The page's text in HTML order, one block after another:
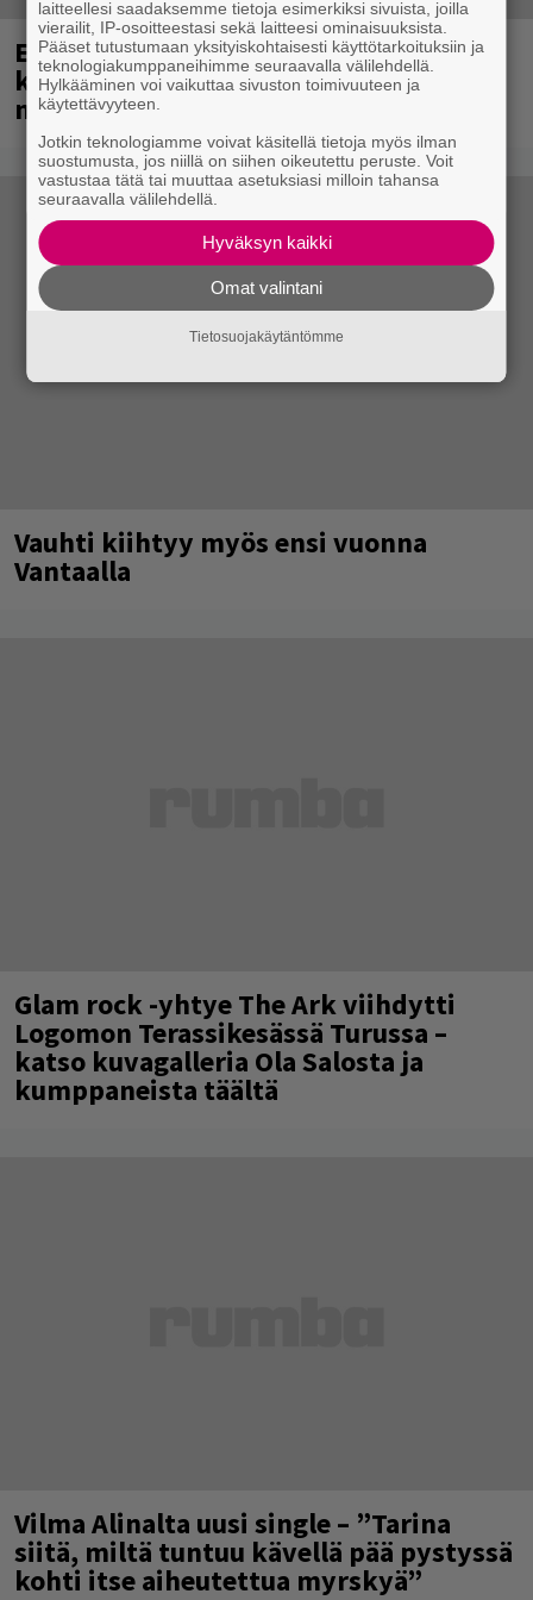
Eppu Normaali soitti viimeisen
konserttinsa koskaan – Yle Areenassa
nyt dokumentti bändistä
Vauhti kiihtyy myös ensi vuonna
Vantaalla
Glam rock -yhtye The Ark viihdytti
Logomon Terassikesässä Turussa –
katso kuvagalleria Ola Salosta ja
kumppaneista täältä
Vilma Alinalta uusi single – ”Tarina
siitä, miltä tuntuu kävellä pää pystyssä
kohti itse aiheutettua myrskyä”
laitteellesi saadaksemme tietoja esimerkiksi sivuista, joilla
vierailit, IP-osoitteestasi sekä laitteesi ominaisuuksista.
Pääset tutustumaan yksityiskohtaisesti käyttötarkoituksiin ja
teknologiakumppaneihimme seuraavalla välilehdellä.
Hylkääminen voi vaikuttaa sivuston toimivuuteen ja
käytettävyyteen.
Jotkin teknologiamme voivat käsitellä tietoja myös ilman
suostumusta, jos niillä on siihen oikeutettu peruste. Voit
vastustaa tätä tai muuttaa asetuksiasi milloin tahansa
seuraavalla välilehdellä.
Hyväksyn kaikki
Omat valintani
Tietosuojakäytäntömme